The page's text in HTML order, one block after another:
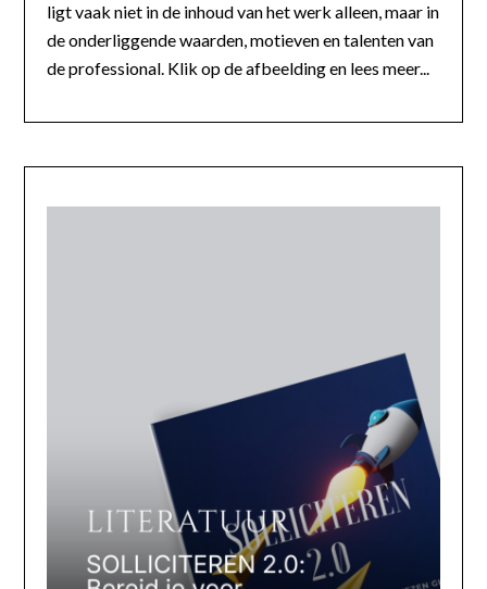
ligt vaak niet in de inhoud van het werk alleen, maar in
de onderliggende waarden, motieven en talenten van
de professional. Klik op de afbeelding en lees meer...